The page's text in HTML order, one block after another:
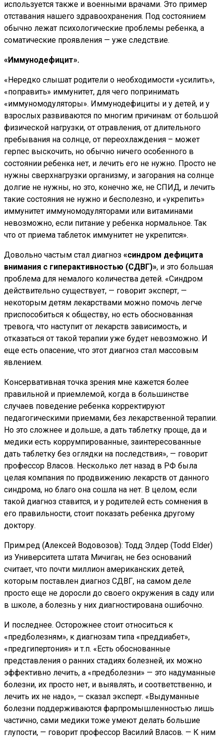
используется также и военными врачами. Это пример
отставания нашего здравоохранения. Под состоянием
обычно лежат психологические проблемы ребенка, а
соматические проявления — уже следствие.
«Иммунодефицит».
«Нередко слышат родители о необходимости «усилить»,
«поправить» иммунитет, для чего попринимать
«иммуномодуляторы». Иммунодефициты и у детей, и у
взрослых развиваются по многим причинам: от большой
физической нагрузки, от отравления, от длительного
пребывания на солнце, от переохлаждения – может
герпес выскочить, но обычно ничего особенного в
состоянии ребенка нет, и лечить его не нужно. Просто не
нужны сверхнагрузки организму, и загорания на солнце
долгие не нужны, но это, конечно же, не СПИД, и лечить
такие состояния не нужно и бесполезно, и «укрепить»
иммунитет иммуномодуляторами или витаминами
невозможно, если питание у ребенка нормальное. Так
что от приема таблеток иммунитет не укрепится».
Довольно частым стал диагноз «синдром дефицита
внимания с гиперактивностью (СДВГ)», и это большая
проблема для немалого количества детей. «Синдром
действительно существует, — говорит эксперт, —
некоторым детям лекарствами можно помочь легче
приспособиться к обществу, но есть обоснованная
тревога, что наступит от лекарств зависимость, и
отказаться от такой терапии уже будет невозможно. И
еще есть опасение, что этот диагноз стал массовым
явлением.
Консервативная точка зрения мне кажется более
правильной и приемлемой, когда в большинстве
случаев поведение ребенка корректируют
педагогическими приемами, без лекарственной терапии.
Но это сложнее и дольше, а дать таблетку проще, да и
медики есть коррумпированные, заинтересованные
дать таблетку без оглядки на последствия», — говорит
профессор Власов. Несколько лет назад в РФ была
целая компания по продвижению лекарств от данного
синдрома, но благо она сошла на нет. В целом, если
такой диагноз ставится, и у родителей есть сомнения в
его правильности, стоит показать ребенка другому
доктору.
Прим.ред (Алексей Водовозов): Тодд Элдер (Todd Elder)
из Университета штата Мичиган, не без оснований
считает, что почти миллион американских детей,
которым поставлен диагноз СДВГ, на самом деле
просто еще не доросли до своего окружения в саду или
в школе, а болезнь у них диагностирована ошибочно.
И последнее. Осторожнее стоит относиться к
«предболезням», к диагнозам типа «преддиабет»,
«предгипертония» и т.п. «Есть обоснованные
представления о ранних стадиях болезней, их можно
эффективно лечить, а «предболезни» — это надуманные
болезни, их просто нет, и выявлять, и соответственно, и
лечить их не надо», — сказал эксперт. «Выдуманные
болезни поддерживаются фарпромышленностью лишь
частично, сами медики тоже умеют делать большие
глупости, — говорит профессор Василий Власов. — К ним